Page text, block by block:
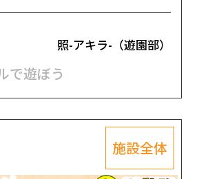
照-アキラ-（遊園部）
で遊ぼう
施設全体